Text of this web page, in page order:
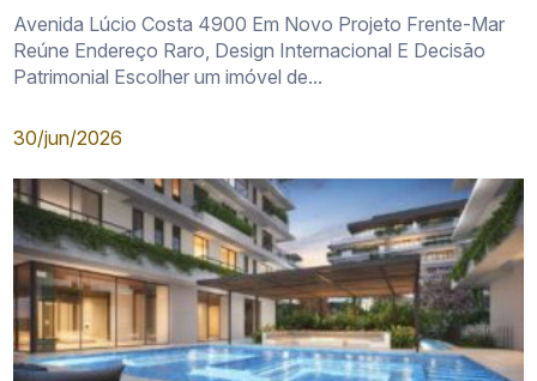
Avenida Lúcio Costa 4900 Em Novo Projeto Frente-Mar
Reúne Endereço Raro, Design Internacional E Decisão
Patrimonial Escolher um imóvel de...
30/jun/2026